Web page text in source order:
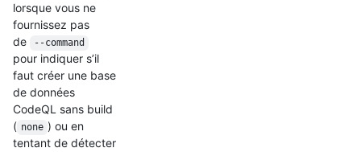
lorsque vous ne
fournissez pas
de
--command
pour indiquer s’il
faut créer une base
de données
CodeQL sans build
( none ) ou en
tentant de détecter